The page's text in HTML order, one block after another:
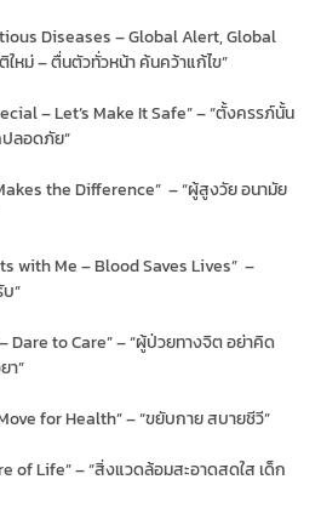
Diseases – Global Alert, Global
ใหม่ – ตื่นตัวทั่วหน้า ค้นคว้าแก้ไข”
– Let’s Make It Safe” – “ตั้งครรภ์นั้น
ปลอดภัย”
the Difference” – “ผู้สูงวัย อนามัย
with Me – Blood Saves Lives” –
”
Dare to Care” – “ผู้ป่วยทางจิต อย่าคิด
า”
for Health” – “ขยับกาย สบายชีวี”
of Life” – “สิ่งแวดล้อมสะอาดสดใส เด็ก